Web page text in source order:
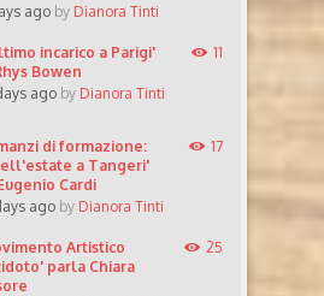
ago by Dianora Tinti
incarico a Parigi'
Bowen
ago by Dianora Tinti
11
di formazione:
a Tangeri'
Cardi
ago by Dianora Tinti
17
Artistico
parla Chiara
25